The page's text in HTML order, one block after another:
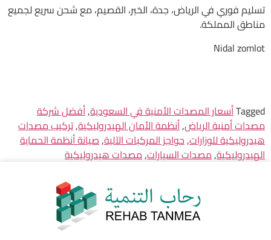
تسليم فوري في الرياض، جدة، الخبر، القصيم، مع شحن سريع لجميع
مناطق المملكة.
Nidal zomlot
Taggedأسعار المصدات الأمنية في السعودية,أفضل شركة
مصدات أمنية الرياض,أنظمة الأمان الهيدروليكية,تركيب مصدات
هيدروليكية للوزارات,حواجز المركبات الآلية,صيانة أنظمة الحماية
الهيدروليكية,مصدات السيارات,مصدات هيدروليكية